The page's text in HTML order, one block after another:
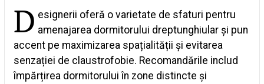
D esignerii oferă o varietate de sfaturi pentru
amenajarea dormitorului dreptunghiular și pun
accent pe maximizarea spațialității și evitarea
senzației de claustrofobie. Recomandările includ
împărțirea dormitorului în zone distincte și